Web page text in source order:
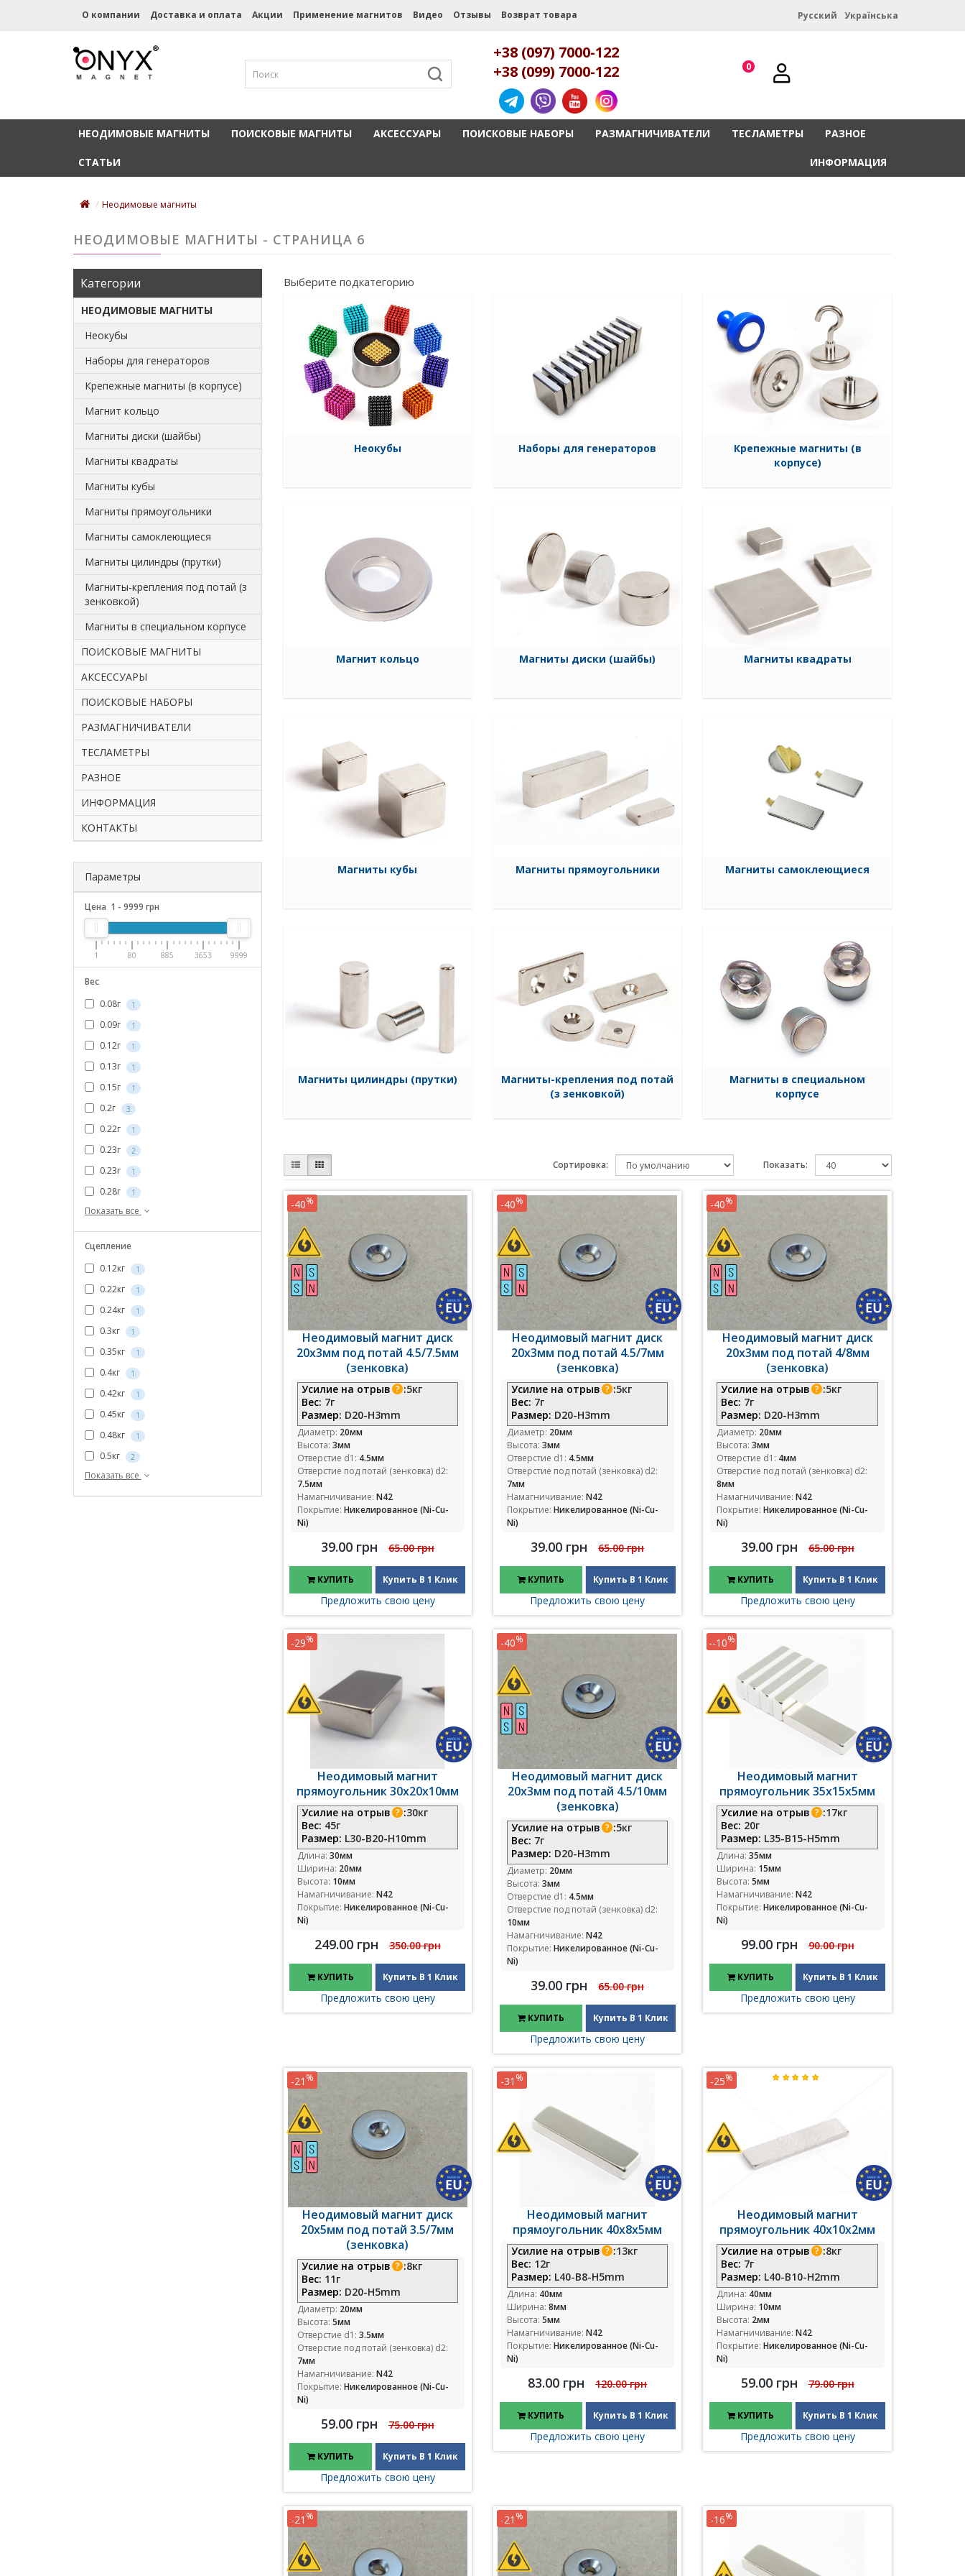
О компании Доставка и оплата Акции Применение магнитов Видео Отзывы Возврат товара Русский Українська
+38 (097) 7000-122
+38 (099) 7000-122
0
НЕОДИМОВЫЕ МАГНИТЫ ПОИСКОВЫЕ МАГНИТЫ АКСЕССУАРЫ ПОИСКОВЫЕ НАБОРЫ РАЗМАГНИЧИВАТЕЛИ ТЕСЛАМЕТРЫ РАЗНОЕ
СТАТЬИ ИНФОРМАЦИЯ
Неодимовые магниты
НЕОДИМОВЫЕ МАГНИТЫ - СТРАНИЦА 6
Категории
НЕОДИМОВЫЕ МАГНИТЫ
Неокубы
Наборы для генераторов
Крепежные магниты (в корпусе)
Магнит кольцо
Магниты диски (шайбы)
Магниты квадраты
Магниты кубы
Магниты прямоугольники
Магниты самоклеющиеся
Магниты цилиндры (прутки)
Магниты-крепления под потай (з
зенковкой)
Магниты в специальном корпусе
ПОИСКОВЫЕ МАГНИТЫ
АКСЕССУАРЫ
ПОИСКОВЫЕ НАБОРЫ
РАЗМАГНИЧИВАТЕЛИ
ТЕСЛАМЕТРЫ
РАЗНОЕ
ИНФОРМАЦИЯ
КОНТАКТЫ
Параметры
Цена 1 - 9999 грн
1 80 885 3653 9999
Вес
0.08г
1
0.09г 1
0.12г 1
0.13г 1
0.15г 1
0.2г 3
0.22г 1
0.23г 2
0.23г 1
0.28г 1
Показать все
Сцепление
0.12кг
1
0.22кг 1
0.24кг 1
0.3кг 1
0.35кг 1
0.4кг 1
0.42кг 1
0.45кг 1
0.48кг 1
0.5кг 2
Показать все
Выберите подкатегорию
Неокубы Наборы для генераторов
Крепежные магниты (в
корпусе)
Магнит кольцо Магниты диски (шайбы) Магниты квадраты
Магниты кубы Магниты прямоугольники Магниты самоклеющиеся
Магниты цилиндры (прутки)
Магниты-крепления под потай
(з зенковкой)
Магниты в специальном
корпусе
Сортировка: Показать:
Неодимовый магнит диск
20x3мм под потай 4.5/7.5мм
(зенковка)
Усилие на отрыв :5кг
Вес: 7г
Размер: D20-H3mm
Диаметр: 20мм
Высота: 3мм
Отверстие d1: 4.5мм
Отверстие под потай (зенковка) d2:
7.5мм
Намагничивание: N42
Покрытие: Никелированное (Ni-Cu-
Ni)
39.00 грн 65.00 грн
-40%
КУПИТЬ Купить В 1 Клик
Предложить свою цену
Неодимовый магнит диск
20x3мм под потай 4.5/7мм
(зенковка)
Усилие на отрыв :5кг
Вес: 7г
Размер: D20-H3mm
Диаметр: 20мм
Высота: 3мм
Отверстие d1: 4.5мм
Отверстие под потай (зенковка) d2:
7мм
Намагничивание: N42
Покрытие: Никелированное (Ni-Cu-
Ni)
39.00 грн 65.00 грн
-40%
КУПИТЬ Купить В 1 Клик
Предложить свою цену
Неодимовый магнит диск
20x3мм под потай 4/8мм
(зенковка)
Усилие на отрыв :5кг
Вес: 7г
Размер: D20-H3mm
Диаметр: 20мм
Высота:3мм
Отверстие d1: 4мм
Отверстие под потай (зенковка) d2:
8мм
Намагничивание:N42
Покрытие:Никелированное (Ni-Cu-
Ni)
39.00 грн 65.00 грн
-40%
КУПИТЬ Купить В 1 Клик
Предложить свою цену
Неодимовый магнит
прямоугольник 30х20х10мм
Усилие на отрыв :30кг
Вес: 45г
Размер: L30-B20-H10mm
Длина: 30мм
Ширина: 20мм
Высота: 10мм
Намагничивание: N42
Покрытие: Никелированное (Ni-Cu-
Ni)
249.00 грн 350.00 грн
-29%
КУПИТЬ Купить В 1 Клик
Предложить свою цену
Неодимовый магнит диск
20x3мм под потай 4.5/10мм
(зенковка)
Усилие на отрыв :5кг
Вес: 7г
Размер: D20-H3mm
Диаметр: 20мм
Высота: 3мм
Отверстие d1: 4.5мм
Отверстие под потай (зенковка) d2:
10мм
Намагничивание: N42
Покрытие: Никелированное (Ni-Cu-
Ni)
39.00 грн 65.00 грн
-40%
КУПИТЬ Купить В 1 Клик
Предложить свою цену
Неодимовый магнит
прямоугольник 35х15х5мм
Усилие на отрыв :17кг
Вес: 20г
Размер: L35-B15-H5mm
Длина:35мм
Ширина: 15мм
Высота:5мм
Намагничивание:N42
Покрытие:Никелированное (Ni-Cu-
Ni)
99.00 грн 90.00 грн
--10%
КУПИТЬ Купить В 1 Клик
Предложить свою цену
Неодимовый магнит диск
20x5мм под потай 3.5/7мм
(зенковка)
Усилие на отрыв :8кг
Вес: 11г
Размер: D20-H5mm
Диаметр: 20мм
Высота: 5мм
Отверстие d1: 3.5мм
Отверстие под потай (зенковка) d2:
7мм
Намагничивание: N42
Покрытие: Никелированное (Ni-Cu-
Ni)
59.00 грн 75.00 грн
-21 %
КУПИТЬ Купить В 1 Клик
Предложить свою цену
Неодимовый магнит
прямоугольник 40х8х5мм
Усилие на отрыв :13кг
Вес: 12г
Размер: L40-B8-H5mm
Длина: 40мм
Ширина: 8мм
Высота: 5мм
Намагничивание: N42
Покрытие: Никелированное (Ni-Cu-
Ni)
83.00 грн 120.00 грн
-31 %
КУПИТЬ Купить В 1 Клик
Предложить свою цену
Неодимовый магнит
прямоугольник 40х10х2мм
Усилие на отрыв :8кг
Вес: 7г
Размер: L40-B10-H2mm
Длина: 40мм
Ширина: 10мм
Высота: 2мм
Намагничивание:N42
Покрытие:Никелированное (Ni-Cu-
Ni)
59.00 грн 79.00 грн
-25%
КУПИТЬ Купить В 1 Клик
Предложить свою цену
-21 % -21 % -16%